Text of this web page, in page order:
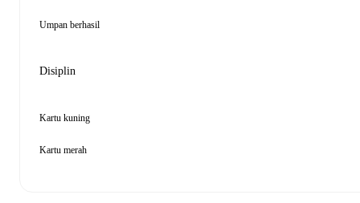
Umpan berhasil
Disiplin
Kartu kuning
Kartu merah